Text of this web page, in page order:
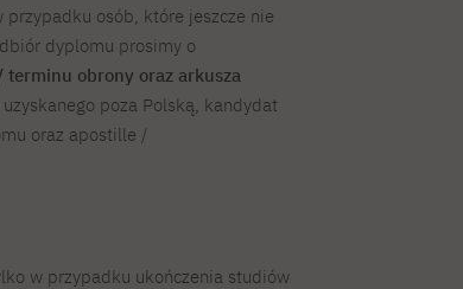
osób, które jeszcze nie
dyplomu prosimy o
terminu obrony oraz arkusza
poza Polską, kandydat
oraz apostille /
w przypadku ukończenia studiów